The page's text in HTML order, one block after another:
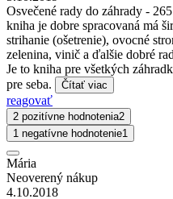
Osvečené rady do záhrady -
kniha je dobre spracovaná má
strihanie (ošetrenie), ovocné
zelenina, vinič a ďalšie dobré
Je to kniha pre všetkých
pre seba.
Čítať viac
reagovať
2 pozitívne hodnotenia2
1 negatívne hodnotenie1
Mária
Neoverený nákup
4.10.2018